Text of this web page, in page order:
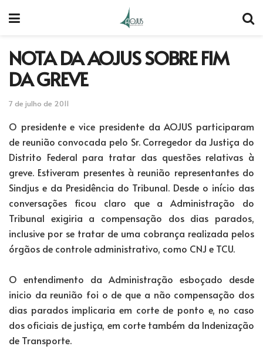
NOTA DA AOJUS SOBRE FIM
DA GREVE
7 de julho de 2011
O presidente e vice presidente da AOJUS participaram
de reunião convocada pelo Sr. Corregedor da Justiça do
Distrito Federal para tratar das questões relativas à
greve. Estiveram presentes à reunião representantes do
Sindjus e da Presidência do Tribunal. Desde o início das
conversações ficou claro que a Administração do
Tribunal exigiria a compensação dos dias parados,
inclusive por se tratar de uma cobrança realizada pelos
órgãos de controle administrativo, como CNJ e TCU.
O entendimento da Administração esboçado desde
inicio da reunião foi o de que a não compensação dos
dias parados implicaria em corte de ponto e, no caso
dos oficiais de justiça, em corte também da Indenização
de Transporte.